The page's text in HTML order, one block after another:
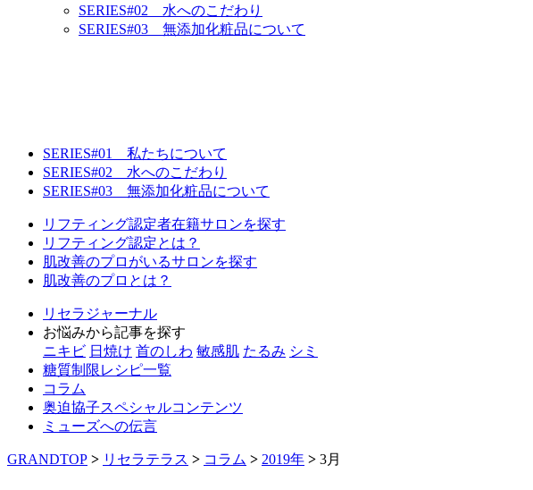
SERIES#02 水へのこだわり
SERIES#03 無添加化粧品について
SERIES#01 私たちについて
SERIES#02 水へのこだわり
SERIES#03 無添加化粧品について
リフティング認定者在籍サロンを探す
リフティング認定とは？
肌改善のプロがいるサロンを探す
肌改善のプロとは？
リセラジャーナル
お悩みから記事を探す
ニキビ 日焼け 首のしわ 敏感肌 たるみ シミ
糖質制限レシピ一覧
コラム
奥迫協子スペシャルコンテンツ
ミューズへの伝言
GRANDTOP > リセラテラス > コラム > 2019年 > 3月